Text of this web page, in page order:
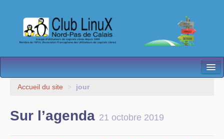
L’Association
Besoin d’Aide ?
Accueil du site > jour
Sur l’agenda 21 octobre 2019